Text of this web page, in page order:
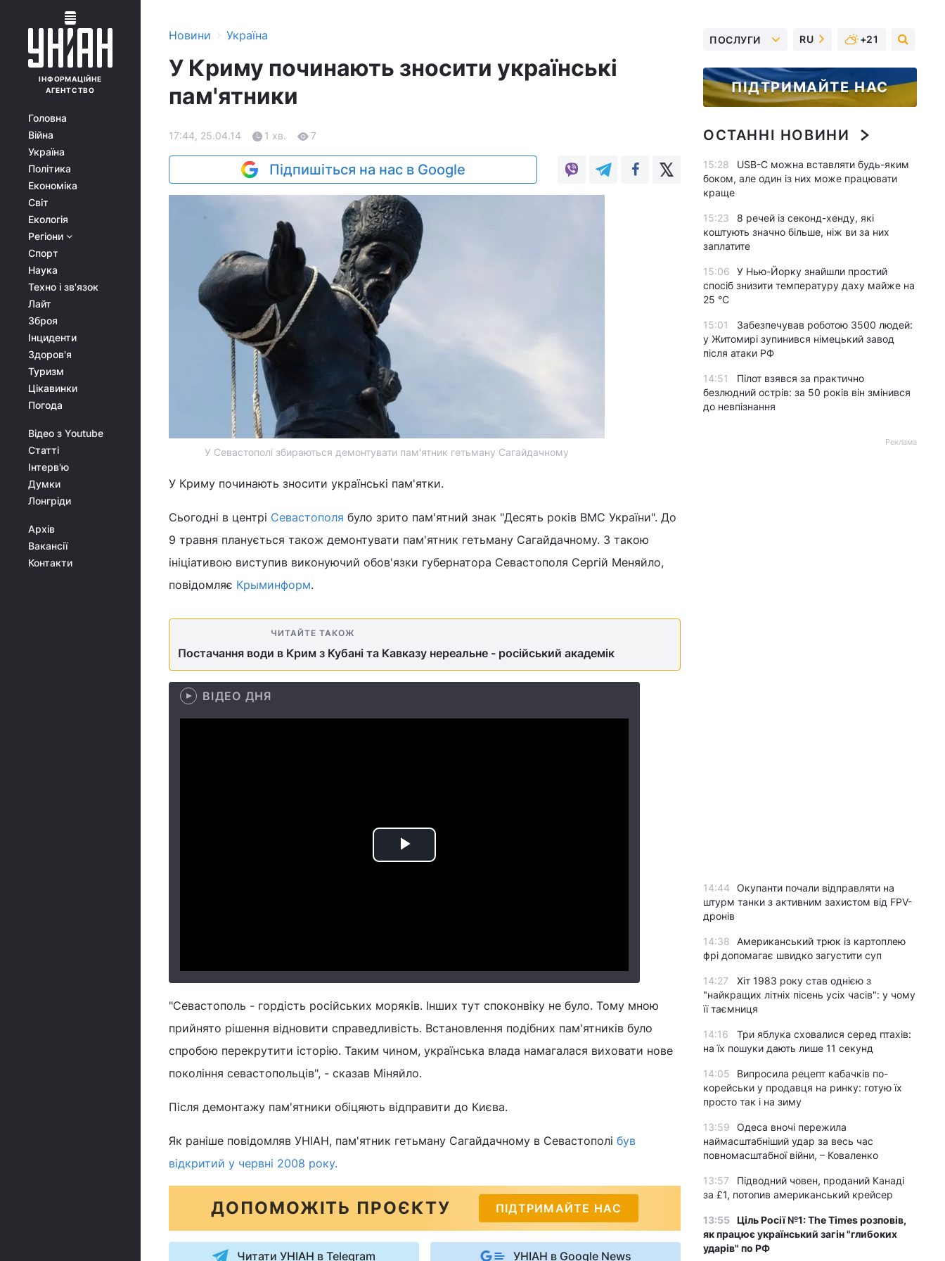
ІНФОРМАЦІЙНЕ
АГЕНТСТВО
Головна
Війна
Україна
Політика
Економіка
Світ
Екологія
Регіони
Спорт
Наука
Техно і зв'язок
Лайт
Зброя
Інциденти
Здоров'я
Туризм
Цікавинки
Погода
Відео з Youtube
Статті
Інтерв'ю
Думки
Лонгріди
Архів
Вакансії
Контакти
Новини › Україна
У Криму починають зносити українські
пам'ятники
17:44, 25.04.14 1 хв. 7
Підпишіться на нас в Google
У Севастополі збираються демонтувати пам'ятник гетьману Сагайдачному
У Криму починають зносити українські пам'ятки.
Сьогодні в центрі Севастополя було зрито пам'ятний знак "Десять років ВМС України". До
9 травня планується також демонтувати пам'ятник гетьману Сагайдачному. З такою
ініціативою виступив виконуючий обов'язки губернатора Севастополя Сергій Меняйло,
повідомляє Крыминформ.
ЧИТАЙТЕ ТАКОЖ
Постачання води в Крим з Кубані та Кавказу нереальне - російський академік
ВІДЕО ДНЯ
Play
"Севастополь - гордість російських моряків. Інших тут споконвіку не було. Тому мною
прийнято рішення відновити справедливість. Встановлення подібних пам'ятників було
спробою перекрутити історію. Таким чином, українська влада намагалася виховати нове
покоління севастопольців", - сказав Міняйло.
Після демонтажу пам'ятники обіцяють відправити до Києва.
Як раніше повідомляв УНІАН, пам'ятник гетьману Сагайдачному в Севастополі був
відкритий у червні 2008 року.
ДОПОМОЖІТЬ ПРОЄКТУ ПІДТРИМАЙТЕ НАС
Читати УНІАН в Telegram УНІАН в Google News
ПОСЛУГИ RU +21
ПІДТРИМАЙТЕ НАС
ОСТАННІ НОВИНИ
15:28
USB-C можна вставляти будь-яким
боком, але один із них може працювати
краще
15:23
8 речей із секонд-хенду, які
коштують значно більше, ніж ви за них
заплатите
15:06
У Нью-Йорку знайшли простий
спосіб знизити температуру даху майже на
25 °C
15:01
Забезпечував роботою 3500 людей:
у Житомирі зупинився німецький завод
після атаки РФ
14:51
Пілот взявся за практично
безлюдний острів: за 50 років він змінився
до невпізнання
Реклама
14:44
Окупанти почали відправляти на
штурм танки з активним захистом від FPV-
дронів
14:38
Американський трюк із картоплею
фрі допомагає швидко загустити суп
14:27
Хіт 1983 року став однією з
"найкращих літніх пісень усіх часів": у чому
її таємниця
14:16
Три яблука сховалися серед птахів:
на їх пошуки дають лише 11 секунд
14:05
Випросила рецепт кабачків по-
корейськи у продавця на ринку: готую їх
просто так і на зиму
13:59
Одеса вночі пережила
наймасштабніший удар за весь час
повномасштабної війни, – Коваленко
13:57
Підводний човен, проданий Канаді
за £1, потопив американський крейсер
13:55 Ціль Росії №1: The Times розповів,
як працює український загін "глибоких
ударів" по РФ